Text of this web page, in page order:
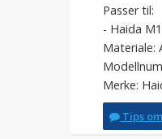
Passer til:
- Haida
Materiale:
Merke:
Tips